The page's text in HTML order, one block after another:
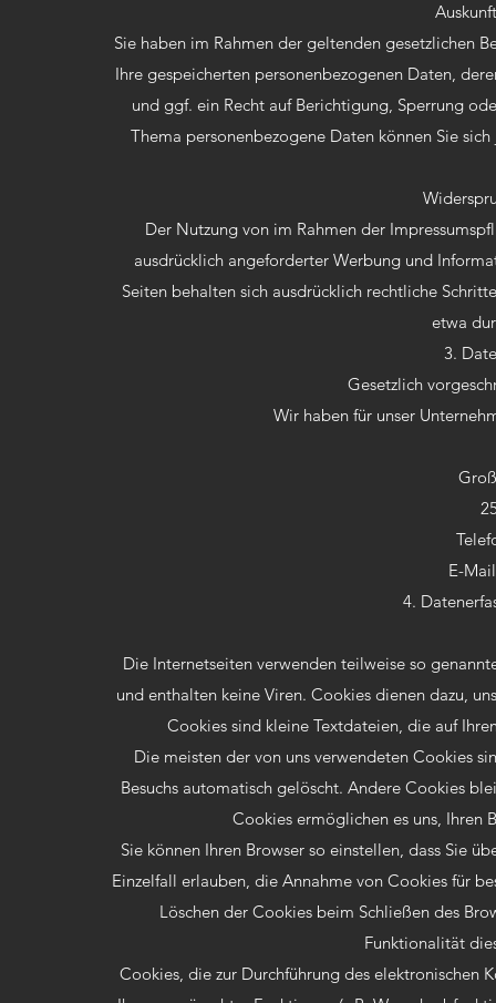
Sie haben im Rahmen der geltenden gesetzlichen
Ihre gespeicherten personenbezogenen Daten,
und ggf. ein Recht auf Berichtigung, Sperrung
Thema personenbezogene Daten können Sie
Der Nutzung von im Rahmen der
ausdrücklich angeforderter Werbung und
Seiten behalten sich ausdrücklich rechtliche
etwa
3.
Gesetzlich
Wir haben für unser
E-
4.
Die Internetseiten verwenden teilweise so
und enthalten keine Viren. Cookies dienen dazu,
Cookies sind kleine Textdateien, die auf
Die meisten der von uns verwendeten Cookies
Besuchs automatisch gelöscht. Andere Cookies
Cookies ermöglichen es uns, Ihren
Sie können Ihren Browser so einstellen, dass Sie
Einzelfall erlauben, die Annahme von Cookies für
Löschen der Cookies beim Schließen des
Funktionalität
Cookies, die zur Durchführung des elektronischen